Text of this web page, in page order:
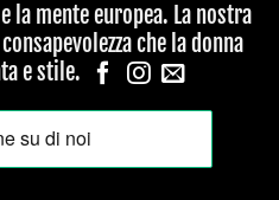
la mente europea. La nostra
che la donna
e stile.